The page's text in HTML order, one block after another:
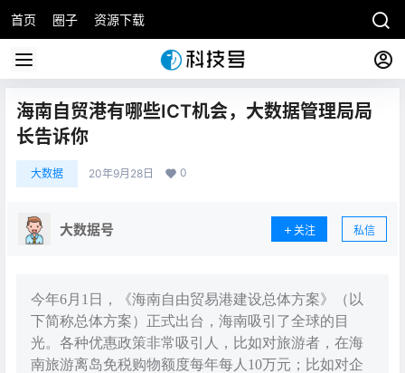
首页 圈子 资源下载
海南自贸港有哪些ICT机会，大数据管理局局
长告诉你
大数据 20年9月28日 0
大数据号 关注 私信
今年6月1日，《海南自由贸易港建设总体方案》（以
下简称总体方案）正式出台，海南吸引了全球的目
光。各种优惠政策非常吸引人，比如对旅游者，在海
南旅游离岛免税购物额度每年每人10万元；比如对企